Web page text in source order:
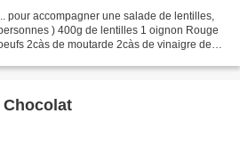
pour accompagner une salade de lentilles,
) 400g de lentilles 1 oignon Rouge
2càs de moutarde 2càs de vinaigre de
Chocolat